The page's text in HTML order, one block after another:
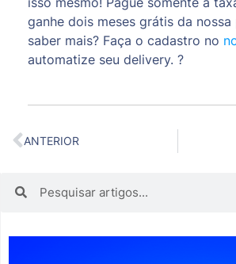
ganhe dois meses grátis da
saber mais? Faça o cadastro no
automatize seu delivery. ?
ANTERIOR